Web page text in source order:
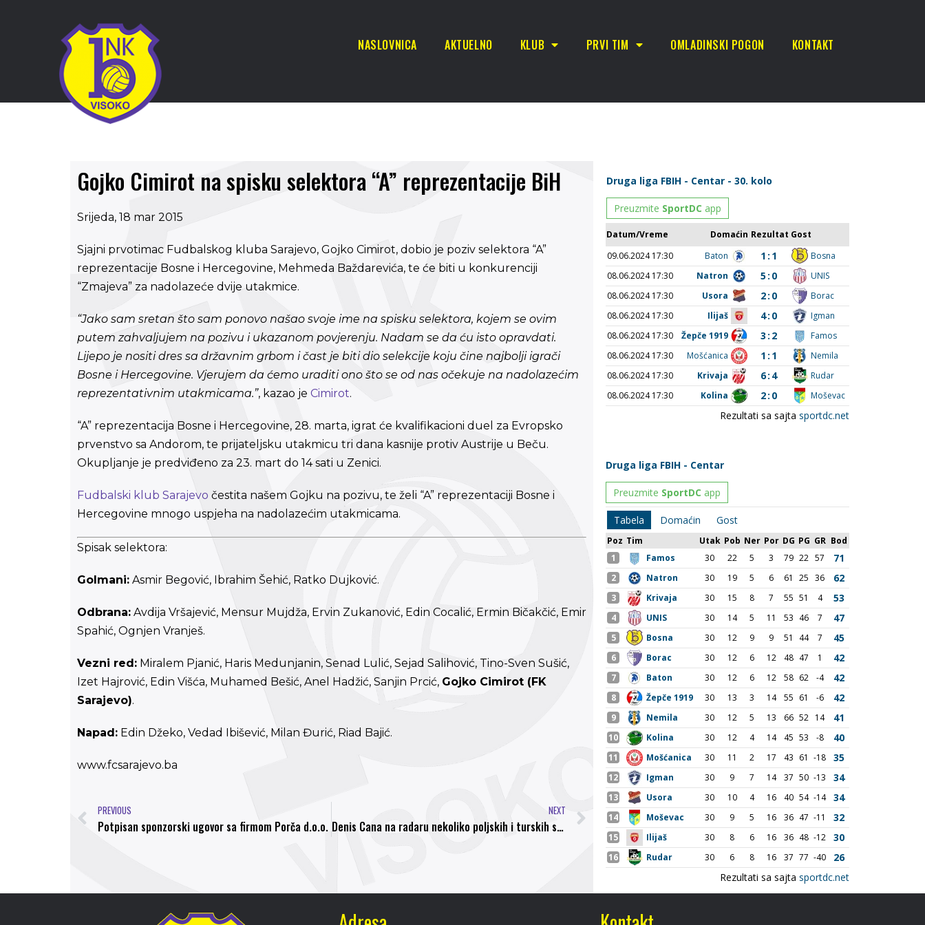
NASLOVNICA AKTUELNO KLUB PRVI TIM OMLADINSKI POGON KONTAKT
Gojko Cimirot na spisku selektora “A” reprezentacije BiH
Srijeda, 18 mar 2015
Sjajni prvotimac Fudbalskog kluba Sarajevo, Gojko Cimirot, dobio je poziv selektora “A”
reprezentacije Bosne i Hercegovine, Mehmeda Baždarevića, te će biti u konkurenciji
“Zmajeva” za nadolazeće dvije utakmice.
“Jako sam sretan što sam ponovo našao svoje ime na spisku selektora, kojem se ovim
putem zahvaljujem na pozivu i ukazanom povjerenju. Nadam se da ću isto opravdati.
Lijepo je nositi dres sa državnim grbom i čast je biti dio selekcije koju čine najbolji igrači
Bosne i Hercegovine. Vjerujem da ćemo uraditi ono što se od nas očekuje na nadolazećim
reprezentativnim utakmicama.”, kazao je Cimirot.
“A” reprezentacija Bosne i Hercegovine, 28. marta, igrat će kvalifikacioni duel za Evropsko
prvenstvo sa Andorom, te prijateljsku utakmicu tri dana kasnije protiv Austrije u Beču.
Okupljanje je predviđeno za 23. mart do 14 sati u Zenici.
Fudbalski klub Sarajevo čestita našem Gojku na pozivu, te želi “A” reprezentaciji Bosne i
Hercegovine mnogo uspjeha na nadolazećim utakmicama.
Spisak selektora:
Golmani: Asmir Begović, Ibrahim Šehić, Ratko Dujković.
Odbrana: Avdija Vršajević, Mensur Mujdža, Ervin Zukanović, Edin Cocalić, Ermin Bičakčić, Emir
Spahić, Ognjen Vranješ.
Vezni red: Miralem Pjanić, Haris Medunjanin, Senad Lulić, Sejad Salihović, Tino-Sven Sušić,
Izet Hajrović, Edin Višća, Muhamed Bešić, Anel Hadžić, Sanjin Prcić, Gojko Cimirot (FK
Sarajevo).
Napad: Edin Džeko, Vedad Ibišević, Milan Đurić, Riad Bajić.
www.fcsarajevo.ba
PREVIOUS
Potpisan sponzorski ugovor sa firmom Porča d.o.o.
NEXT
Denis Cana na radaru nekoliko poljskih i turskih superligaša